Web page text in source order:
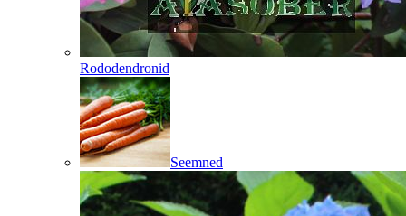
Rododendronid
Seemned